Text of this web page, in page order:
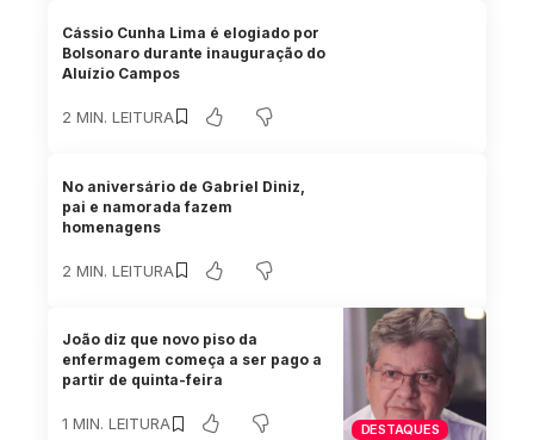
Cássio Cunha Lima é elogiado por
Bolsonaro durante inauguração do
Aluízio Campos
2 MIN. LEITURA
No aniversário de Gabriel Diniz,
pai e namorada fazem
homenagens
2 MIN. LEITURA
DESTAQUES
João diz que novo piso da
enfermagem começa a ser pago a
partir de quinta-feira
1 MIN. LEITURA